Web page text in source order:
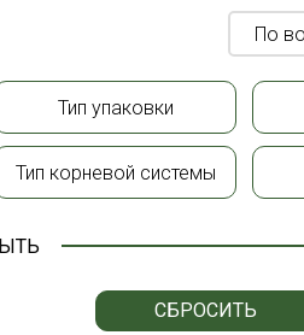
Тип упаковки
Тип корневой системы
СБРОСИТЬ